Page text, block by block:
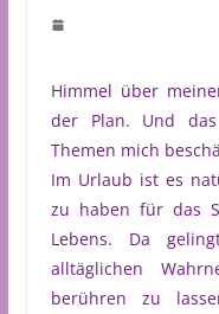
Himmel über
der Plan. Und
Themen mich
Im Urlaub ist es
zu haben für das
Lebens. Da
alltäglichen
berühren zu